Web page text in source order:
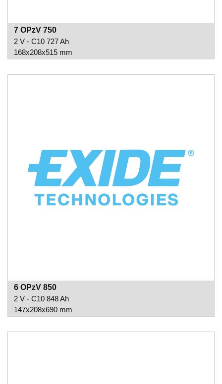
7 OPzV 750
2 V - C10 727 Ah
168x208x515 mm
6 OPzV 850
2 V - C10 848 Ah
147x208x690 mm